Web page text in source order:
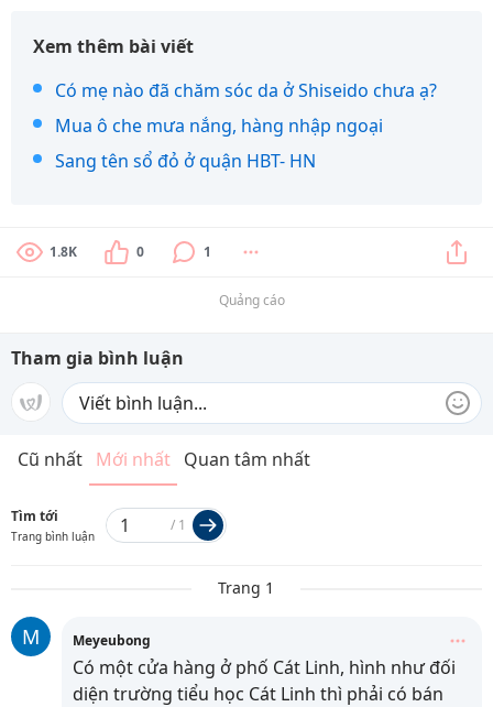
Xem thêm bài viết
Có mẹ nào đã chăm sóc da ở Shiseido chưa ạ?
Mua ô che mưa nắng, hàng nhập ngoại
Sang tên sổ đỏ ở quận HBT- HN
1.8K 0 1
Quảng cáo
Tham gia bình luận
Cũ nhất Mới nhất Quan tâm nhất
Tìm tới
Trang bình luận
/ 1
Trang 1
M Meyeubong
Có một cửa hàng ở phố Cát Linh, hình như đối
diện trường tiểu học Cát Linh thì phải có bán